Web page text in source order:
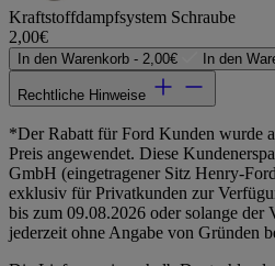
Kraftstoffdampfsystem Schraube
2,00€
In den Warenkorb - 2,00€ In den
Rechtliche Hinweise
*Der Rabatt für Ford Kunden wurde
Preis angewendet. Diese
GmbH (eingetragener Sitz Henry-
exklusiv für Privatkunden zur
bis zum 09.08.2026 oder solange der
jederzeit ohne Angabe von Gründen